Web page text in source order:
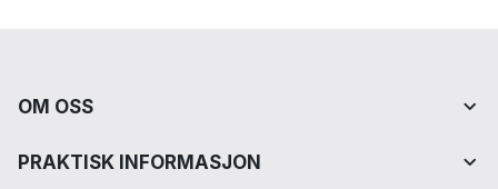
OM OSS
PRAKTISK INFORMASJON